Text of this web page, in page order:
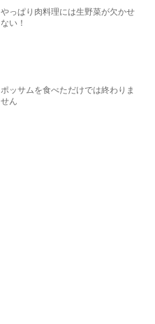
やっぱり肉料理には生野菜が欠かせ
ない！
ポッサムを食べただけでは終わりま
せん